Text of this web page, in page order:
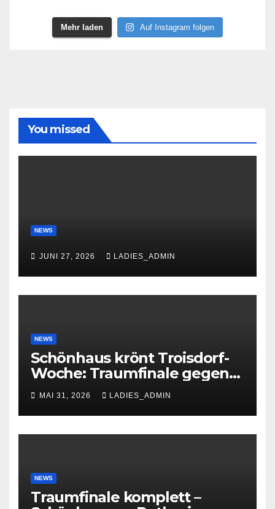
Mehr laden Auf Instagram folgen
You missed
NEWS
JUNI 27, 2026 LADIES_ADMIN
NEWS
Schönhaus krönt Troisdorf-
Woche: Traumfinale gegen
Petkovic begeistert 600
Zuschauer
MAI 31, 2026 LADIES_ADMIN
NEWS
Traumfinale komplett –